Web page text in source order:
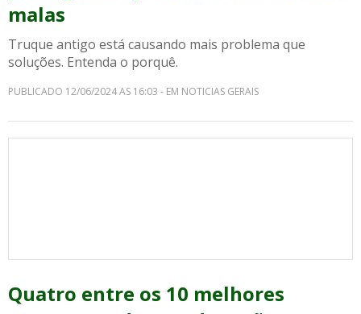
malas
Truque antigo está causando mais problema que
soluções. Entenda o porquê.
PUBLICADO 12/06/2024 AS 16:03 - EM NOTICIAS GERAIS
Quatro entre os 10 melhores